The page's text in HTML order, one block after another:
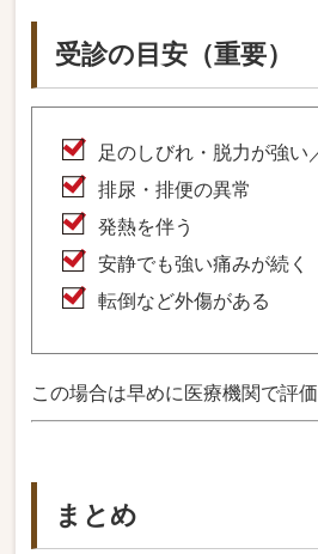
受診の目安（重要）
足のしびれ・脱力が強い
排尿・排便の異常
発熱を伴う
安静でも強い痛みが続く
転倒など外傷がある
この場合は早めに医療機関で評
まとめ